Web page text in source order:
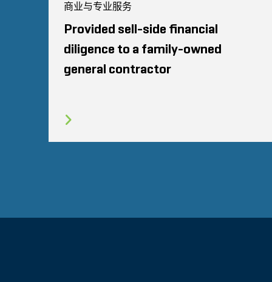
商业与专业服务
Provided sell-side financial
diligence to a family-owned
general contractor